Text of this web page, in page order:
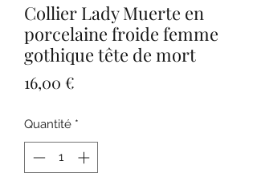
Collier Lady Muerte en
porcelaine froide femme
gothique tête de mort
16,00 €
Quantité *